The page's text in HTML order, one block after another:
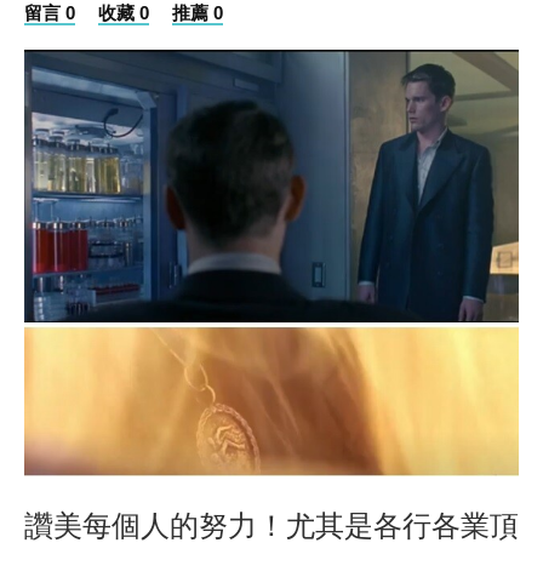
留言 0 收藏 0 推薦 0
讚美每個人的努力！尤其是各行各業頂